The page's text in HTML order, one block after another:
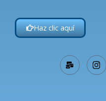
Haz clic aquí